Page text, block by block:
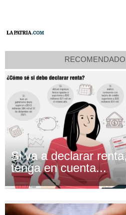
Si va a declarar
tenga en cuenta...